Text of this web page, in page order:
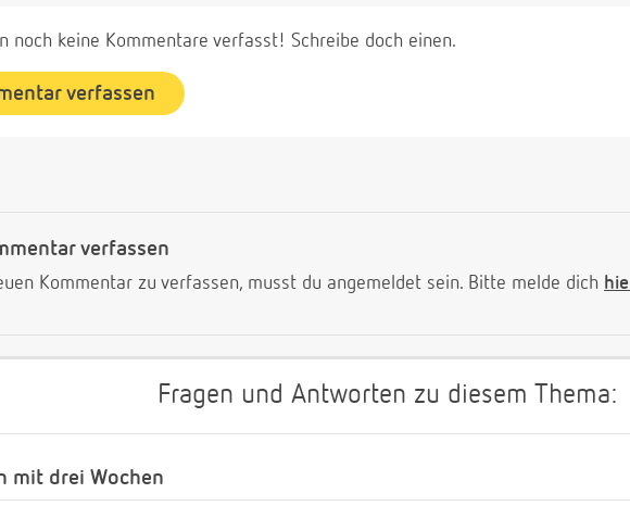
noch keine Kommentare verfasst! Schreibe doch einen.
verfassen
verfassen
Kommentar zu verfassen, musst du angemeldet sein. Bitte melde dich
Fragen und Antworten zu diesem Thema:
mit drei Wochen